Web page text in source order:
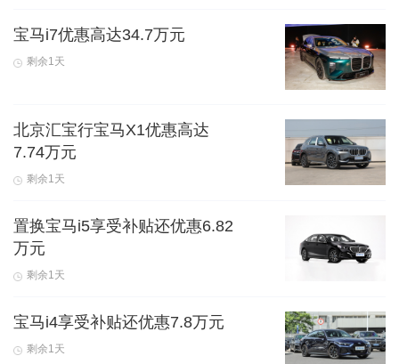
宝马i7优惠高达34.7万元
剩余1天
北京汇宝行宝马X1优惠高达
7.74万元
剩余1天
置换宝马i5享受补贴还优惠6.82
万元
剩余1天
宝马i4享受补贴还优惠7.8万元
剩余1天